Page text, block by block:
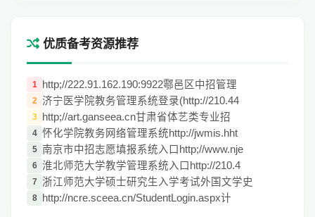
优质备考资源推荐
1 http;//222.91.162.190:9922鄠邑区中招管理
2 济宁医学院教务管理系统登录(http://210.44
3 http;//art.ganseea.cn甘肃省体艺类专业招
4 怀化学院教务网络管理系统http://jwmis.hht
5 南京市中招志愿填报系统入口http;//www.nje
6 淮北师范大学教学管理系统入口http://210.4
7 浙江师范大学硕士研究生入学考试外国文学史
8 http://ncre.sceea.cn/StudentLogin.aspx计